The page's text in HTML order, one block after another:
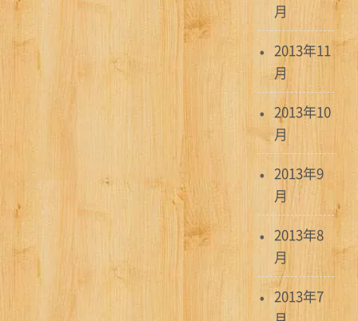
月
2013年11
月
2013年10
月
2013年9
月
2013年8
月
2013年7